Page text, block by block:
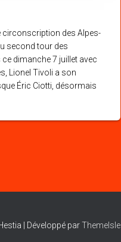
circonscription des Alpes-
second tour des
dimanche 7 juillet avec
Lionel Tivoli a son
Éric Ciotti, désormais
| Développé parThemeIsle